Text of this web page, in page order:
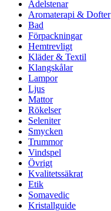
Ädelstenar
Aromaterapi & Dofter
Bad
Förpackningar
Hemtrevligt
Kläder & Textil
Klangskålar
Lampor
Ljus
Mattor
Rökelser
Seleniter
Smycken
Trummor
Vindspel
Övrigt
Kvalitetssäkrat
Etik
Somavedic
Kristallguide